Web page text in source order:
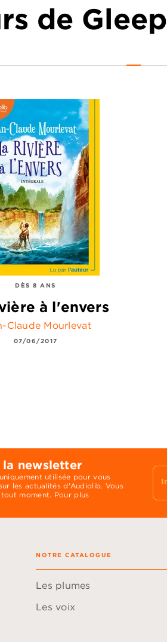
de
DÈS 8 ANS
à l'envers
Claude Mourlevat
07/06/2017
la newsletter
utilisée pour vous
les actualités d'Audiolib. Vous
moment. Pour plus
NOTRE CATALOGUE
Les plumes
Les voix